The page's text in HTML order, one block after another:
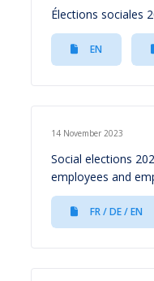
Élections sociales
EN
14 November 2023
Social elections
employees and
FR / DE / EN